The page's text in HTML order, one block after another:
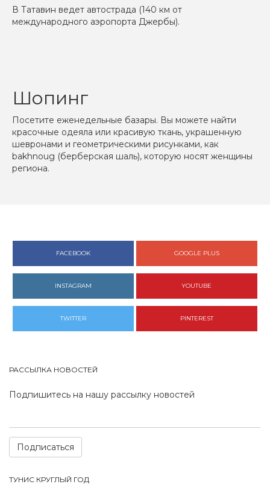
В Татавин ведет автострада (140 км от
международного аэропорта Джербы).
Шопинг
Посетите еженедельные базары. Вы можете найти
красочные одеяла или красивую ткань, украшенную
шевронами и геометрическими рисунками, как
bakhnoug (берберская шаль), которую носят женщины
региона.
FACEBOOK GOOGLE PLUS
INSTAGRAM YOUTUBE
TWITTER PINTEREST
РАССЫЛКА НОВОСТЕЙ
Подпишитесь на нашу рассылку новостей
Подписаться
ТУНИС КРУГЛЫЙ ГОД